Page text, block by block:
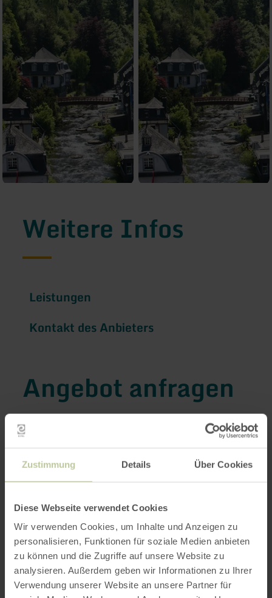
Zustimmung Details Über Cookies
Diese Webseite verwendet Cookies
Wir verwenden Cookies, um Inhalte und Anzeigen zu
personalisieren, Funktionen für soziale Medien anbieten
zu können und die Zugriffe auf unsere Website zu
analysieren. Außerdem geben wir Informationen zu Ihrer
Verwendung unserer Website an unsere Partner für
Weitere Infos
Leistungen
Kontakt des Anbieters
Angebot anfragen
Sie können hier das Angebot"Stadt-Land-Fluss
für Neugierige"
bei dem Anbieter
Rureifel
Tourismus GmbH
Ihre Reisedaten
Anreise*